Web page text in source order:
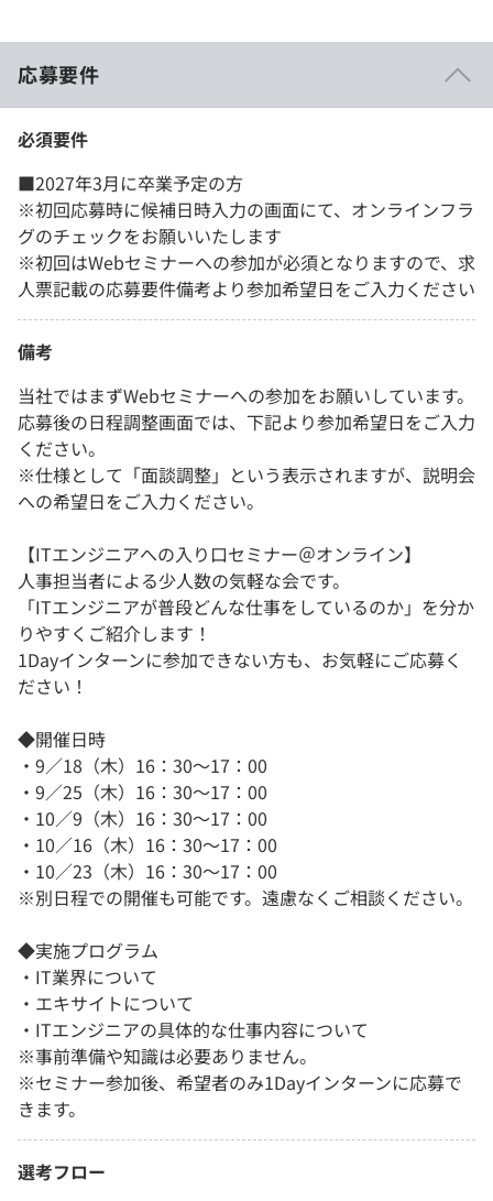
応募要件
必須要件
■2027年3月に卒業予定の方
※初回応募時に候補日時入力の画面にて、オンラインフラ
グのチェックをお願いいたします
※初回はWebセミナーへの参加が必須となりますので、求
人票記載の応募要件備考より参加希望日をご入力ください
備考
当社ではまずWebセミナーへの参加をお願いしています。
応募後の日程調整画面では、下記より参加希望日をご入力
ください。
※仕様として「面談調整」という表示されますが、説明会
への希望日をご入力ください。
【ITエンジニアへの入り口セミナー＠オンライン】
人事担当者による少人数の気軽な会です。
「ITエンジニアが普段どんな仕事をしているのか」を分か
りやすくご紹介します！
1Dayインターンに参加できない方も、お気軽にご応募く
ださい！
◆開催日時
・9／18（木）16：30～17：00
・9／25（木）16：30～17：00
・10／9（木）16：30～17：00
・10／16（木）16：30～17：00
・10／23（木）16：30～17：00
※別日程での開催も可能です。遠慮なくご相談ください。
◆実施プログラム
・IT業界について
・エキサイトについて
・ITエンジニアの具体的な仕事内容について
※事前準備や知識は必要ありません。
※セミナー参加後、希望者のみ1Dayインターンに応募で
きます。
選考フロー